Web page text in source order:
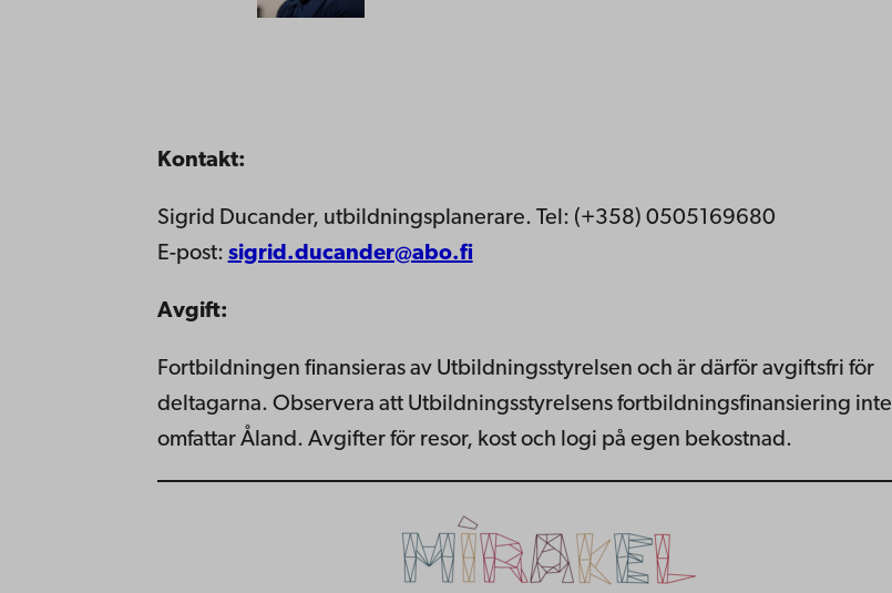
Kontakt:
Sigrid Ducander, utbildningsplanerare. Tel: (+358) 0505169680
E-post: sigrid.ducander@abo.fi
Avgift:
Fortbildningen finansieras av Utbildningsstyrelsen och är därför avgiftsfri för
deltagarna. Observera att Utbildningsstyrelsens fortbildningsfinansiering inte
omfattar Åland. Avgifter för resor, kost och logi på egen bekostnad.